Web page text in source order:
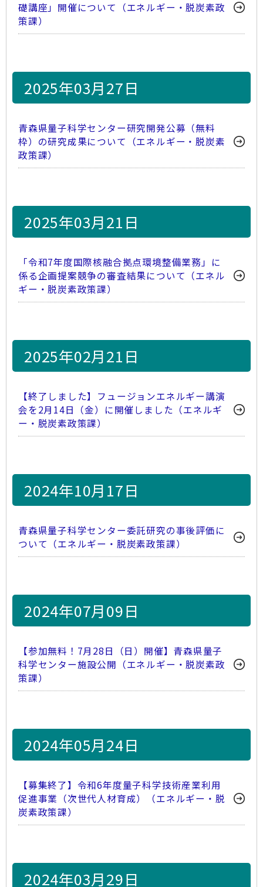
礎講座」開催について（エネルギー・脱炭素政
策課）
2025年03月27日
青森県量子科学センター研究開発公募（無料
枠）の研究成果について（エネルギー・脱炭素
政策課）
2025年03月21日
「令和7年度国際核融合拠点環境整備業務」に
係る企画提案競争の審査結果について（エネル
ギー・脱炭素政策課）
2025年02月21日
【終了しました】フュージョンエネルギー講演
会を2月14日（金）に開催しました（エネルギ
ー・脱炭素政策課）
2024年10月17日
青森県量子科学センター委託研究の事後評価に
ついて（エネルギー・脱炭素政策課）
2024年07月09日
【参加無料！7月28日（日）開催】青森県量子
科学センター施設公開（エネルギー・脱炭素政
策課）
2024年05月24日
【募集終了】令和6年度量子科学技術産業利用
促進事業（次世代人材育成）（エネルギー・脱
炭素政策課）
2024年03月29日